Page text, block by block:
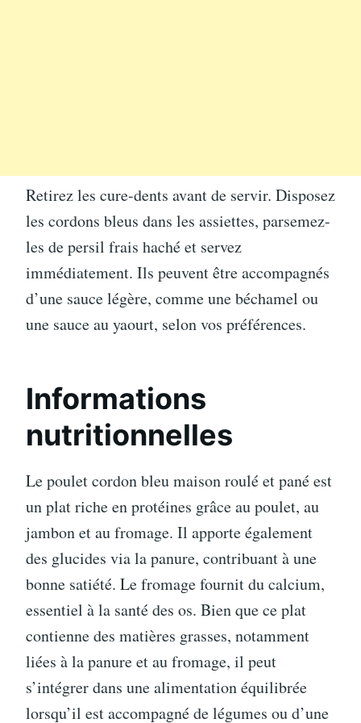
Retirez les cure-dents avant de servir. Disposez
les cordons bleus dans les assiettes, parsemez-
les de persil frais haché et servez
immédiatement. Ils peuvent être accompagnés
d’une sauce légère, comme une béchamel ou
une sauce au yaourt, selon vos préférences.
Informations
nutritionnelles
Le poulet cordon bleu maison roulé et pané est
un plat riche en protéines grâce au poulet, au
jambon et au fromage. Il apporte également
des glucides via la panure, contribuant à une
bonne satiété. Le fromage fournit du calcium,
essentiel à la santé des os. Bien que ce plat
contienne des matières grasses, notamment
liées à la panure et au fromage, il peut
s’intégrer dans une alimentation équilibrée
lorsqu’il est accompagné de légumes ou d’une